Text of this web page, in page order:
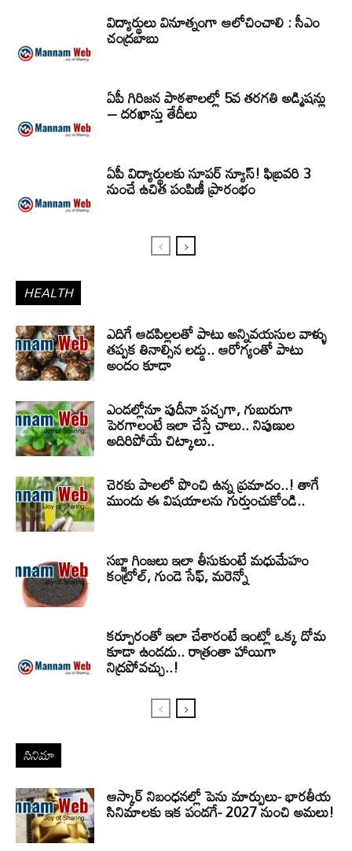
విద్యార్థులు వినూత్నంగా ఆలోచించాలి : సీఎం
చంద్రబాబు
ఏపీ గిరిజన పాఠశాలల్లో 5వ తరగతి అడ్మిషన్లు
– దరఖాస్తు తేదీలు
ఏపీ విద్యార్థులకు సూపర్ న్యూస్! ఫిబ్రవరి 3
నుంచే ఉచిత పంపిణీ ప్రారంభం
HEALTH
ఎదిగే ఆడపిల్లలతో పాటు అన్నివయసుల వాళ్ళు
తప్పక తినాల్సిన లడ్డు.. ఆరోగ్యంతో పాటు
అందం కూడా
ఎండల్లోనూ పుదీనా పచ్చగా, గుబురుగా
పెరగాలంటే ఇలా చేస్తే చాలు.. నిపుణుల
అదిరిపోయే చిట్కాలు..
చెరకు పాలలో పొంచి ఉన్న ప్రమాదం..! తాగే
ముందు ఈ విషయాలను గుర్తుంచుకోండి..
సబ్జా గింజలు ఇలా తీసుకుంటే మధుమేహం
కంట్రోల్, గుండె సేఫ్, మరెన్నో
కర్పూరంతో ఇలా చేశారంటే ఇంట్లో ఒక్క దోమ
కూడా ఉండదు.. రాత్రంతా హాయిగా
నిద్రపోవచ్చు..!
సినిమా
ఆస్కార్ నిబంధనల్లో పెను మార్పులు- భారతీయ
సినిమాలకు ఇక పండగే- 2027 నుంచి అమలు!